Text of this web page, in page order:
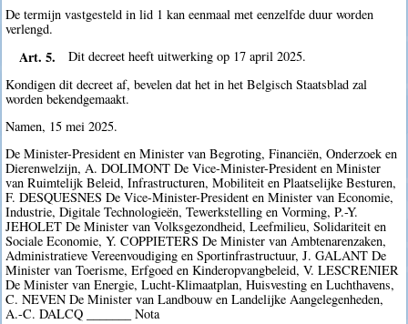
De termijn vastgesteld in lid 1 kan eenmaal met eenzelfde duur worden
verlengd.
Art. 5.
Dit decreet heeft uitwerking op 17 april 2025.
Kondigen dit decreet af, bevelen dat het in het Belgisch Staatsblad zal
worden bekendgemaakt.
Namen, 15 mei 2025.
De Minister-President en Minister van Begroting, Financiën, Onderzoek en
Dierenwelzijn, A. DOLIMONT De Vice-Minister-President en Minister
van Ruimtelijk Beleid, Infrastructuren, Mobiliteit en Plaatselijke Besturen,
F. DESQUESNES De Vice-Minister-President en Minister van Economie,
Industrie, Digitale Technologieën, Tewerkstelling en Vorming, P.-Y.
JEHOLET De Minister van Volksgezondheid, Leefmilieu, Solidariteit en
Sociale Economie, Y. COPPIETERS De Minister van Ambtenarenzaken,
Administratieve Vereenvoudiging en Sportinfrastructuur, J. GALANT De
Minister van Toerisme, Erfgoed en Kinderopvangbeleid, V. LESCRENIER
De Minister van Energie, Lucht-Klimaatplan, Huisvesting en Luchthavens,
C. NEVEN De Minister van Landbouw en Landelijke Aangelegenheden,
A.-C. DALCQ _______ Nota